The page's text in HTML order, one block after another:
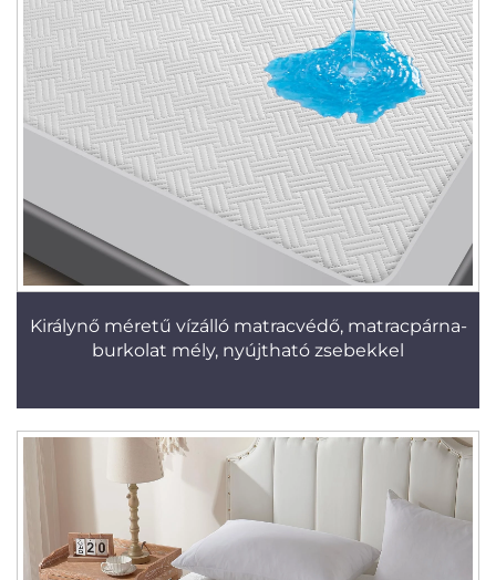
Királynő méretű vízálló matracvédő, matracpárna-
burkolat mély, nyújtható zsebekkel